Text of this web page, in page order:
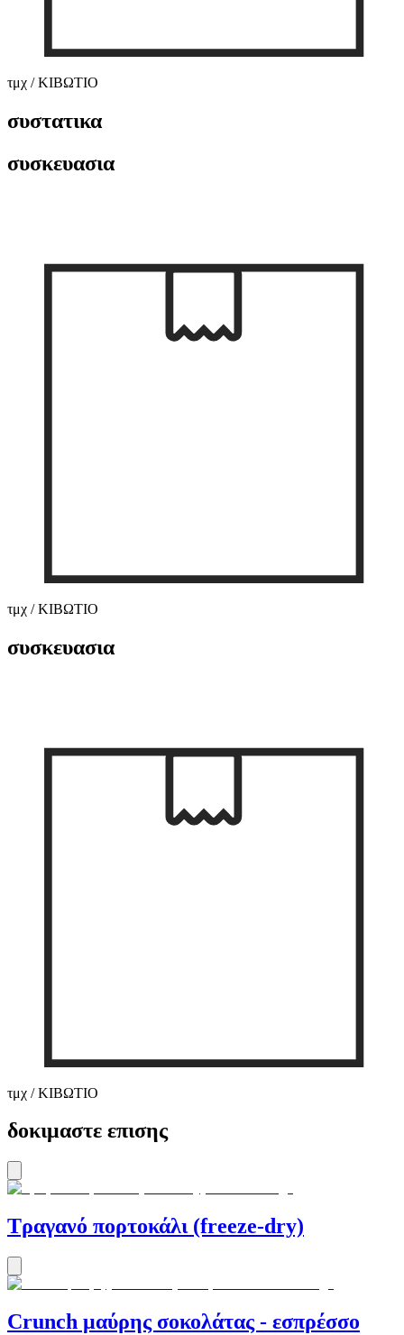
τμχ / ΚΙΒΩΤΙΟ
συστατικα
συσκευασια
τμχ / ΚΙΒΩΤΙΟ
συσκευασια
τμχ / ΚΙΒΩΤΙΟ
δοκιμαστε επισης
Τραγανό πορτοκάλι (freeze-dry)
Crunch μαύρης σοκολάτας - εσπρέσσο